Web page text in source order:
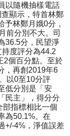
以隨機抽樣電話
顯示，特首林鄭
予林鄭月娥0分，
前分別不大。司
36.5分，民望淨
度評分為44.2
2個百分點。至於
，再創2019年6
以0至10分評
低分別是「安
民主」，得分分
部指標相比一個
為50.1%。在
+/-4%，淨值誤差